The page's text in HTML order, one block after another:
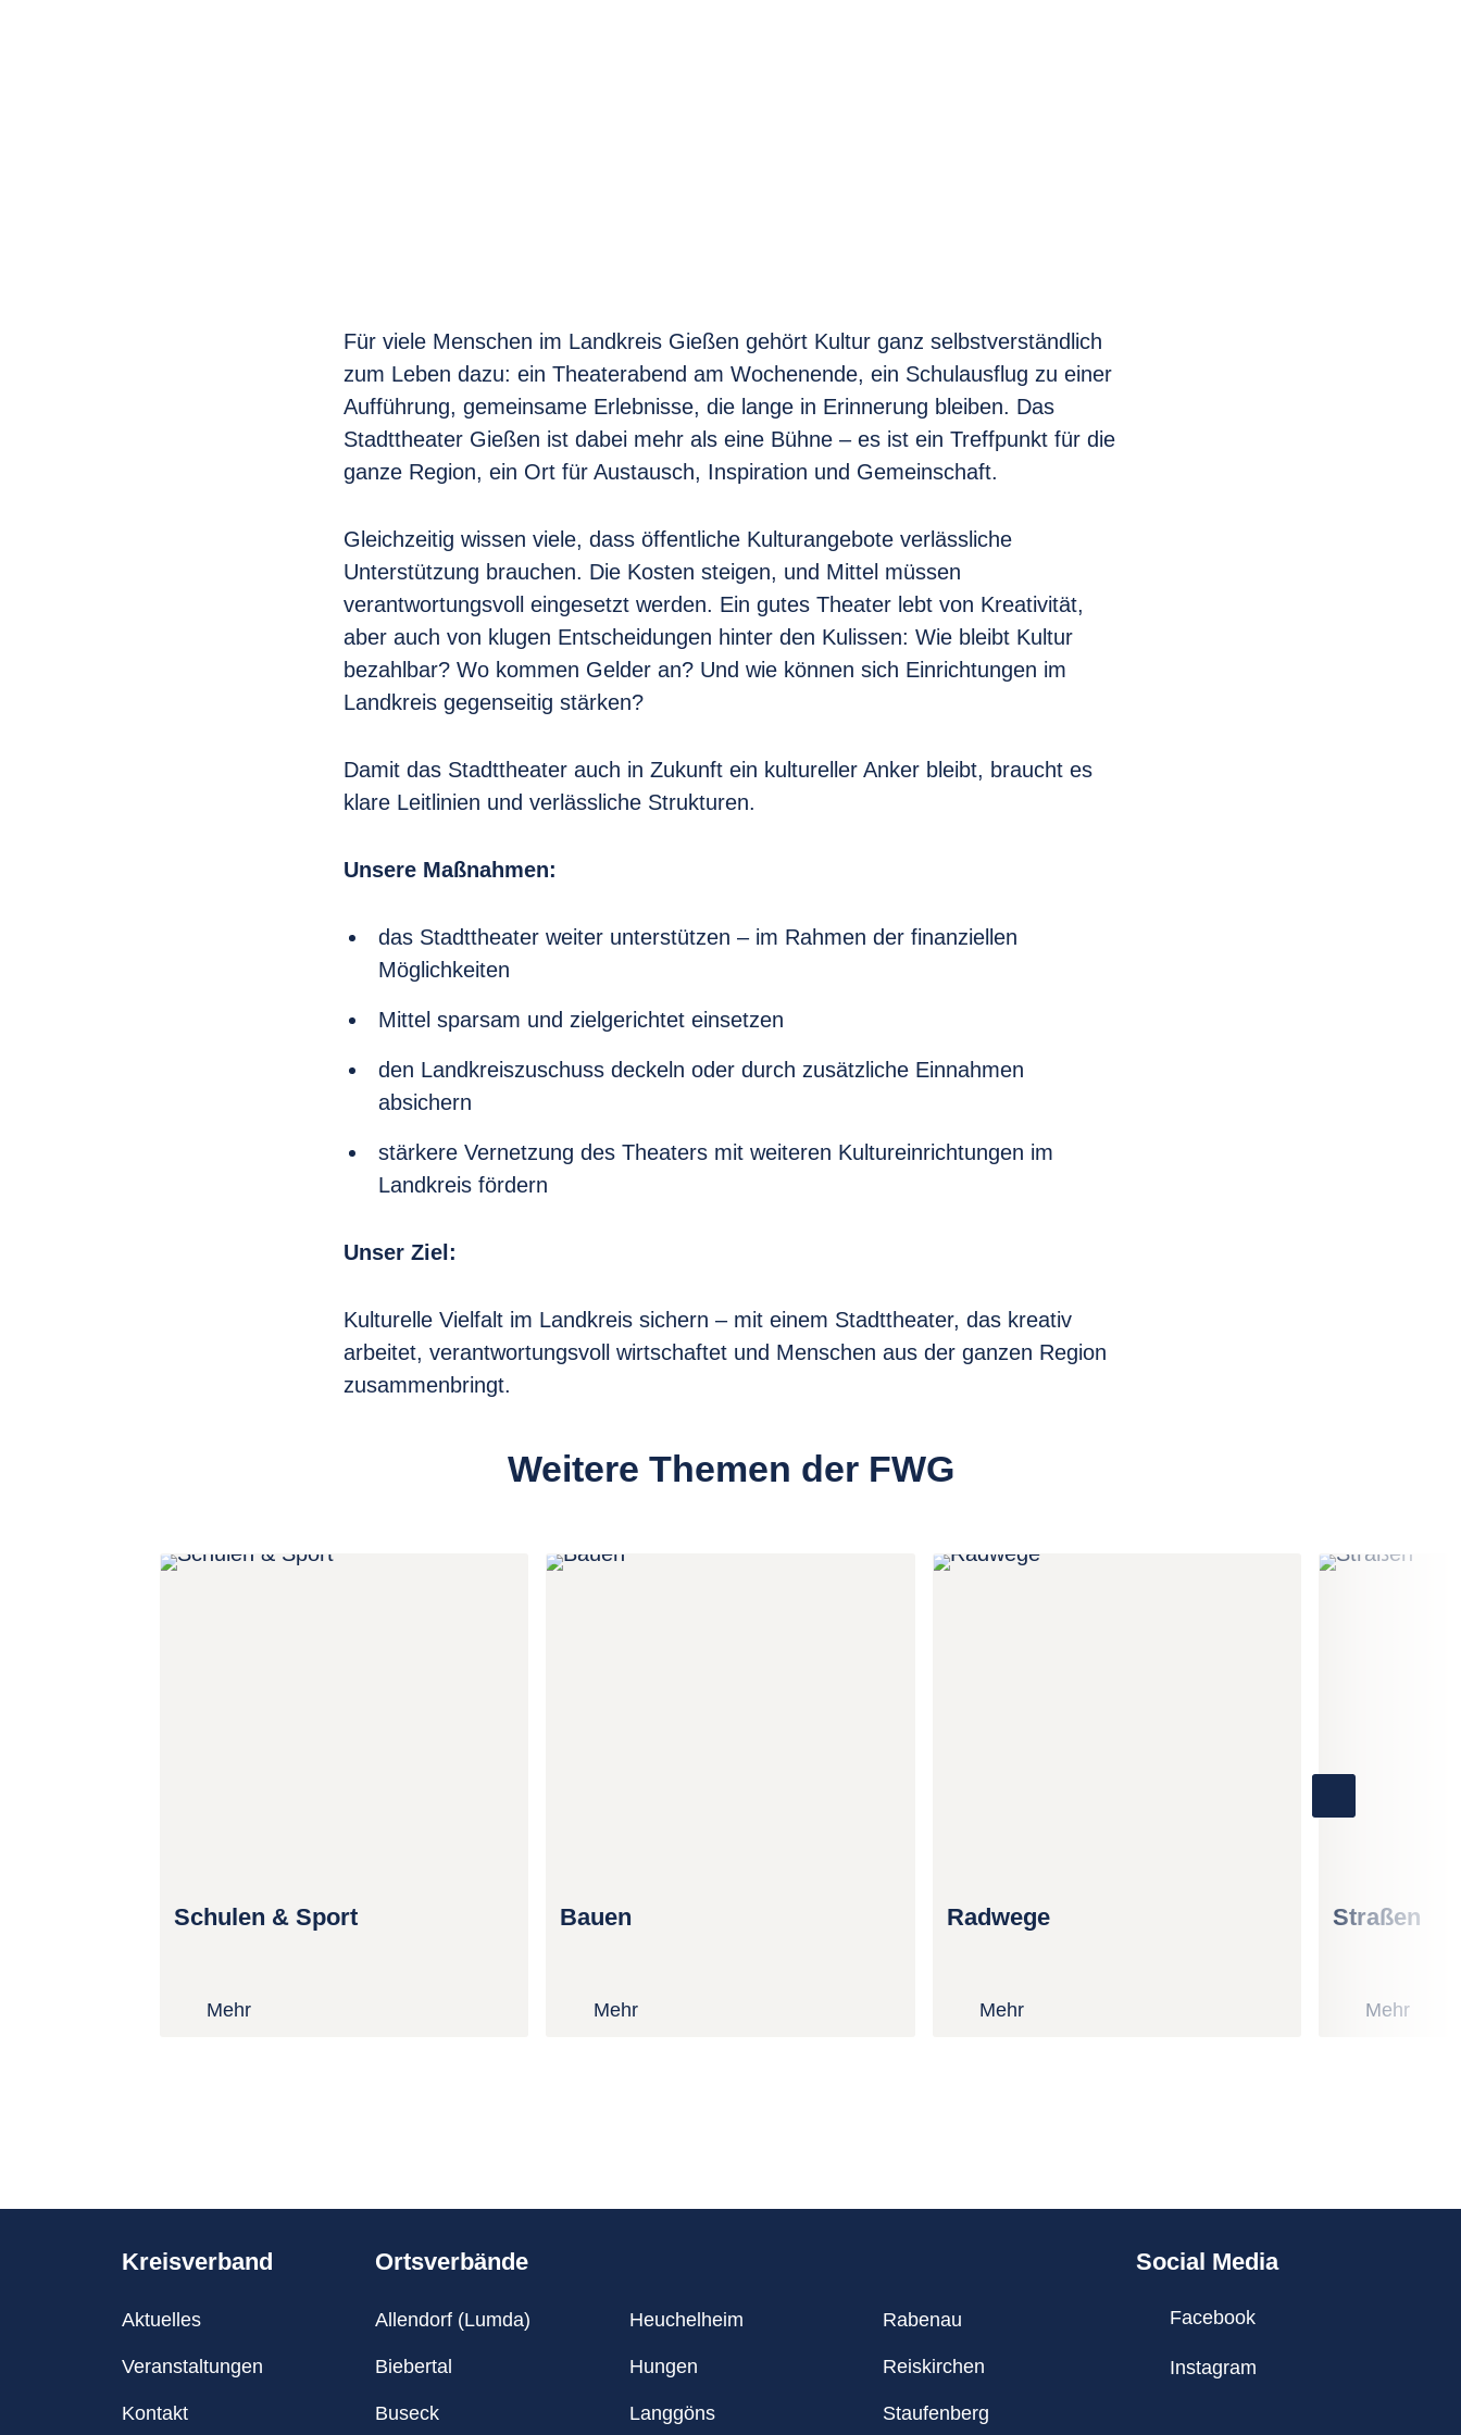
Für viele Menschen im Landkreis Gießen gehört Kultur ganz selbstverständlich
zum Leben dazu: ein Theaterabend am Wochenende, ein Schulausflug zu einer
Aufführung, gemeinsame Erlebnisse, die lange in Erinnerung bleiben. Das
Stadttheater Gießen ist dabei mehr als eine Bühne – es ist ein Treffpunkt für die
ganze Region, ein Ort für Austausch, Inspiration und Gemeinschaft.
Gleichzeitig wissen viele, dass öffentliche Kulturangebote verlässliche
Unterstützung brauchen. Die Kosten steigen, und Mittel müssen
verantwortungsvoll eingesetzt werden. Ein gutes Theater lebt von Kreativität,
aber auch von klugen Entscheidungen hinter den Kulissen: Wie bleibt Kultur
bezahlbar? Wo kommen Gelder an? Und wie können sich Einrichtungen im
Landkreis gegenseitig stärken?
Damit das Stadttheater auch in Zukunft ein kultureller Anker bleibt, braucht es
klare Leitlinien und verlässliche Strukturen.
Unsere Maßnahmen:
das Stadttheater weiter unterstützen – im Rahmen der finanziellen
Möglichkeiten
Mittel sparsam und zielgerichtet einsetzen
den Landkreiszuschuss deckeln oder durch zusätzliche Einnahmen
absichern
stärkere Vernetzung des Theaters mit weiteren Kultureinrichtungen im
Landkreis fördern
Unser Ziel:
Kulturelle Vielfalt im Landkreis sichern – mit einem Stadttheater, das kreativ
arbeitet, verantwortungsvoll wirtschaftet und Menschen aus der ganzen Region
zusammenbringt.
Weitere Themen der FWG
Schulen & Sport
Mehr
Bauen
Mehr
Radwege
Mehr
Straßen
Mehr
Kreisverband
Aktuelles
Veranstaltungen
Kontakt
Ortsverbände
Allendorf (Lumda)
Biebertal
Buseck
Heuchelheim
Hungen
Langgöns
Rabenau
Reiskirchen
Staufenberg
Social Media
Facebook
Instagram